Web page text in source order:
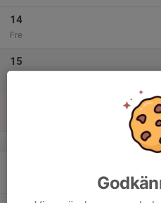
14
Fre
15
Kårarp MTB-Arena